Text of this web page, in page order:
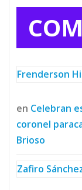
Frenderson
en Celebran
coronel
Brioso
Zafiro